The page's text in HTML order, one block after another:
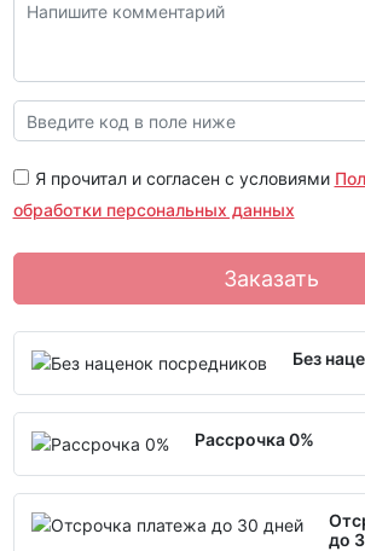
Я прочитал и согласен с условиями
обработки персональных данных
Заказать
Без
Рассрочка 0%
до